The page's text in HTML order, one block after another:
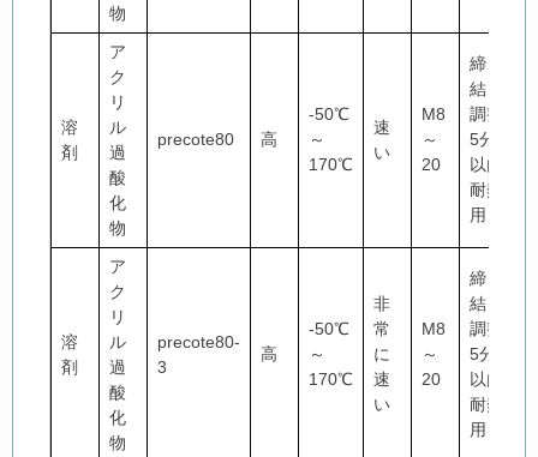
物
溶
剤
ア
ク
リ
ル
過
酸
化
物
precote80 高
-50℃
～
170℃
速
い
M8
～
20
締
結・
調整
5分
以内
耐熱
用
溶
剤
ア
ク
リ
ル
過
酸
化
物
precote80-
3
高
-50℃
～
170℃
非
常
に
速
い
M8
～
20
締
結・
調整
5分
以内
耐熱
用